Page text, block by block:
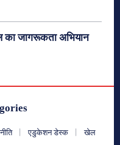
का जागरूकता अभियान
एडुकेशन डेस्क
खेल